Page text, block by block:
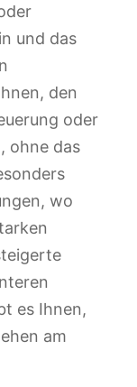
und das
den
oder
ohne das
wo
es Ihnen,
am